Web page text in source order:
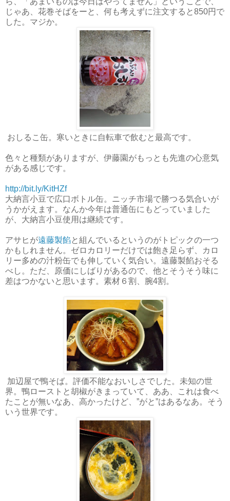
じゃあ、花巻そばをーと、何も考えずに注文すると850円で
した。マジか。
おしるこ缶。寒いときに自転車で飲むと最高です。
色々と種類がありますが、伊藤園がもっとも先進の心意気
がある感じです。
http://bit.ly/KitHZf
大納言小豆で広口ボトル缶。ニッチ市場で勝つる気合いが
うかがえます。なんか今年は普通缶にもどっていました
が、大納言小豆使用は継続です。
アサヒが遠藤製餡と組んでいるというのがトピックの一つ
かもしれません。ゼロカロリーだけでは飽き足らず、カロ
リー多めの汁粉缶でも伸していく気合い。遠藤製餡おそる
べし。ただ、原価にしばりがあるので、他とそうそう味に
差はつかないと思います。素材６割、腕4割。
加辺屋で鴨そば。評価不能なおいしさでした。未知の世
界。鴨ローストと胡椒がきまっていて、ああ、これは食べ
たことが無いなあ、高かったけど、”がと”はあるなあ。そう
いう世界です。